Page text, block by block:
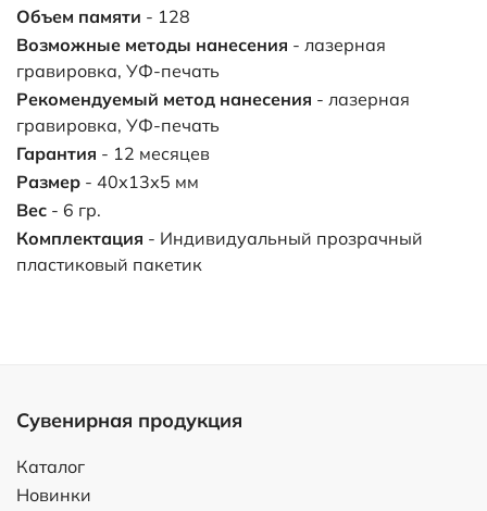
Объем памяти - 128
Возможные методы нанесения - лазерная
гравировка, УФ-печать
Рекомендуемый метод нанесения - лазерная
гравировка, УФ-печать
Гарантия - 12 месяцев
Размер - 40х13х5 мм
Вес - 6 гр.
Комплектация - Индивидуальный прозрачный
пластиковый пакетик
Сувенирная продукция
Каталог
Новинки